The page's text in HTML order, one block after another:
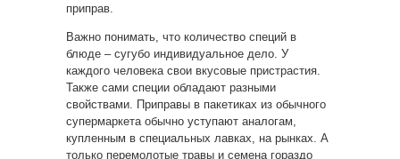
приправ.
Важно понимать, что количество специй в
блюде – сугубо индивидуальное дело. У
каждого человека свои вкусовые пристрастия.
Также сами специи обладают разными
свойствами. Приправы в пакетиках из обычного
супермаркета обычно уступают аналогам,
купленным в специальных лавках, на рынках. А
только перемолотые травы и семена гораздо